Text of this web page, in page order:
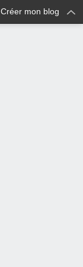
Créer mon blog